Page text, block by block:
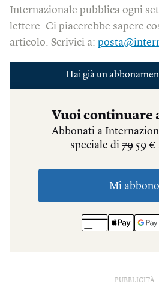
Internazionale pubblica ogni
lettere. Ci piacerebbe sapere
articolo. Scrivici a:
PUBBLICITÀ